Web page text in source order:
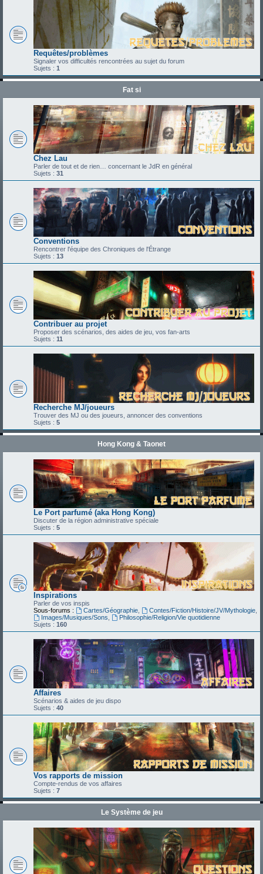
Requêtes/problèmes
Signaler vos difficultés rencontrées au sujet du forum
Sujets : 1
Fat si
Chez Lau
Parler de tout et de rien… concernant le JdR en général
Sujets : 31
Conventions
Rencontrer l'équipe des Chroniques de l'Étrange
Sujets : 13
Contribuer au projet
Proposer des scénarios, des aides de jeu, vos fan-arts
Sujets : 11
Recherche MJ/joueurs
Trouver des MJ ou des joueurs, annoncer des conventions
Sujets : 5
Hong Kong & Taonet
Le Port parfumé (aka Hong Kong)
Discuter de la région administrative spéciale
Sujets : 5
Inspirations
Parler de vos inspis
Sous-forums :
Cartes/Géographie, Contes/Fiction/Histoire/JV/Mythologie,
Images/Musiques/Sons
Philosophie/Religion/Vie quotidienne
Sujets : 160
Affaires
Scénarios & aides de jeu dispo
Sujets : 40
Vos rapports de mission
Compte-rendus de vos affaires
Sujets : 7
Le Système de jeu